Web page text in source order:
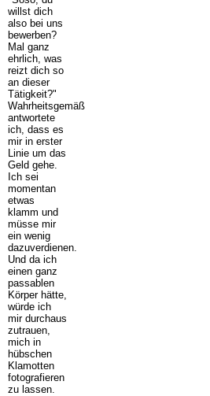
willst dich
also bei uns
bewerben?
Mal ganz
ehrlich, was
reizt dich so
an dieser
Tätigkeit?"
Wahrheitsgemäß
antwortete
ich, dass es
mir in erster
Linie um das
Geld gehe.
Ich sei
momentan
etwas
klamm und
müsse mir
ein wenig
dazuverdienen.
Und da ich
einen ganz
passablen
Körper hätte,
würde ich
mir durchaus
zutrauen,
mich in
hübschen
Klamotten
fotografieren
zu lassen.